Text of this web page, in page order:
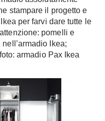
Fai da te in giardino
Il fai da te in bagno
Casa fai da te
Bricolage
stampare il progetto e
per farvi dare tutte le
pomelli e
Ikea;
armadio Pax Ikea